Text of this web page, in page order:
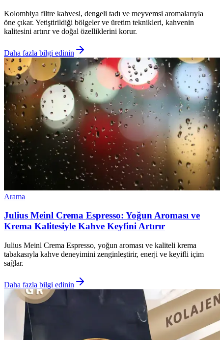
Kolombiya filtre kahvesi, dengeli tadı ve meyvemsi aromalarıyla
öne çıkar. Yetiştirildiği bölgeler ve üretim teknikleri, kahvenin
kalitesini artırır ve doğal özelliklerini korur.
Daha fazla bilgi edinin
Arama
Julius Meinl Crema Espresso: Yoğun Aroması ve
Krema Kalitesiyle Kahve Keyfini Artırır
Julius Meinl Crema Espresso, yoğun aroması ve kaliteli krema
tabakasıyla kahve deneyimini zenginleştirir, enerji ve keyifli içim
sağlar.
Daha fazla bilgi edinin